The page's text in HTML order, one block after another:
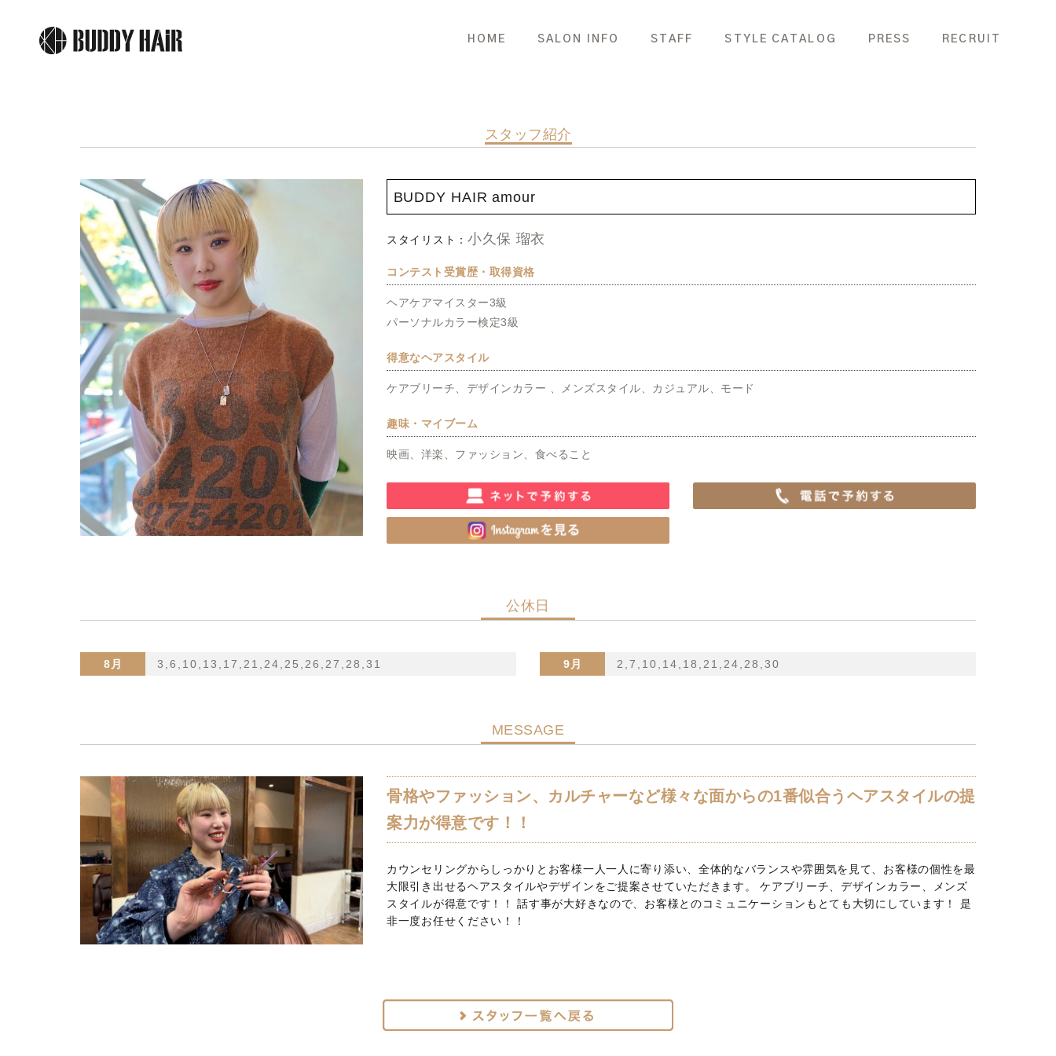
HOME SALON INFO STAFF STYLE CATALOG PRESS RECRUIT
スタッフ紹介
BUDDY HAIR amour
スタイリスト： 小久保 瑠衣
コンテスト受賞歴・取得資格
ヘアケアマイスター3級
パーソナルカラー検定3級
得意なヘアスタイル
ケアブリーチ、デザインカラー 、メンズスタイル、カジュアル、モード
趣味・マイブーム
映画、洋楽、ファッション、食べること
公休日
8月 3,6,10,13,17,21,24,25,26,27,28,31 9月 2,7,10,14,18,21,24,28,30
MESSAGE
骨格やファッション、カルチャーなど様々な面からの1番似合うヘアスタイルの提
案力が得意です！！
カウンセリングからしっかりとお客様一人一人に寄り添い、全体的なバランスや雰囲気を見て、お客様の個性を最
大限引き出せるヘアスタイルやデザインをご提案させていただきます。 ケアブリーチ、デザインカラー、メンズ
スタイルが得意です！！ 話す事が大好きなので、お客様とのコミュニケーションもとても大切にしています！ 是
非一度お任せください！！